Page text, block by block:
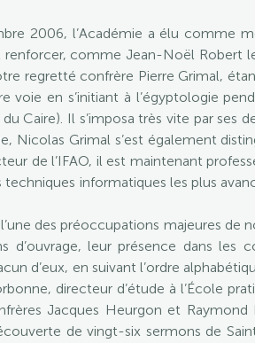
2006, l’Académie a élu comme
comme Jean-Noël Robert
regretté confrère Pierre Grimal,
voie en s’initiant à l’égyptologie
Caire). Il s’imposa très vite par
Nicolas Grimal s’est également
de l’IFAO, il est maintenant
informatiques les plus
des préoccupations majeures de
d’ouvrage, leur présence dans les
d’eux, en suivant l’ordre
directeur d’étude à l’École
Jacques Heurgon et Raymond
de vingt-six sermons de